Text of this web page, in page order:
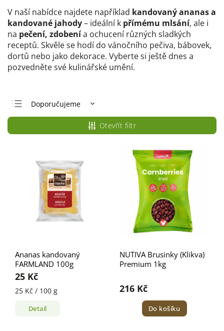
V naší nabídce najdete například kandovaný ananas a
kandované jahody– ideální k přímému mlsání, ale i
na pečení, zdobenía ochucení různých sladkých
receptů. Skvěle se hodí do vánočního pečiva, bábovek,
dortů nebo jako dekorace. Vyberte si ještě dnes a
pozvedněte své kulinářské umění.
Doporučujeme
Nejlevnější
Nejdražší
Abecedně
Otevřít filtr
Ananas kandovaný
FARMLAND 100g
25 Kč
25 Kč / 100 g
Detail
NUTIVA Brusinky (Klikva)
Premium 1kg
216 Kč
Do košíku